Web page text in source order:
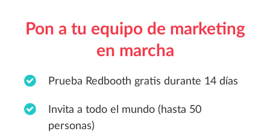
Pon a tu equipo de marketing
en marcha
Prueba Redbooth gratis durante 14 días
Invita a todo el mundo (hasta 50
personas)